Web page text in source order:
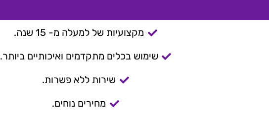
מקצועיות של למעלה מ- 15 שנה.
שימוש בכלים מתקדמים ואיכותיים ביותר.
שירות ללא פשרות.
מחירים נוחים.